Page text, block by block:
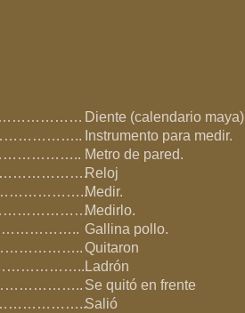
Diente (calendario maya)
Instrumento para medir.
Metro de pared.
Reloj
Medir.
Medirlo.
Gallina pollo.
Quitaron
Ladrón
Se quitó en frente
Salió